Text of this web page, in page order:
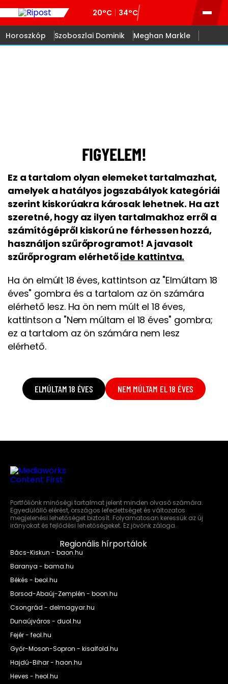
20°C 34°C
Horoszkóp Szoboszlai Dominik Meghan Markle
FIGYELEM!
Ez a tartalom olyan elemeket tartalmazhat,
amelyek a hatályos jogszabályok kategóriái
szerint kiskorúakra károsak lehetnek. Ha azt
szeretné, hogy az ilyen tartalmakhoz erről a
számítógépről kiskorú ne férhessen hozzá,
használjon szűrőprogramot! A javasolt
szűrőprogram elérhetőide kattintva.
Ha ön elmúlt 18 éves, kattintson az "Elmúltam 18
éves" gombra és a tartalom az ön számára
elérhető lesz. Ha ön nem múlt el 18 éves,
kattintson a "Nem múltam el 18 éves" gombra;
ez a tartalom az ön számára nem lesz
elérhető.
ELMÚLTAM 18 ÉVES NEM MÚLTAM EL 18 ÉVES
Portfóliónk minőségi tartalmat jelent minden olvasó számára.
Egyedülálló elérést, országos lefedettséget és változatos
megjelenési lehetőséget biztosít. Folyamatosan keressük az új
irányokat és fejlődési lehetőségeket. Ez jövőnk záloga.
Regionális hírportálok
Bács-Kiskun - baon.hu
Baranya - bama.hu
Békés - beol.hu
Borsod-Abaúj-Zemplén - boon.hu
Csongrád - delmagyar.hu
Dunaújváros - duol.hu
Fejér - feol.hu
Győr-Moson-Sopron - kisalfold.hu
Hajdú-Bihar - haon.hu
Heves - heol.hu